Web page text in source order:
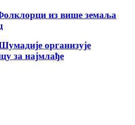
из више земаља
организује
за најмлађе